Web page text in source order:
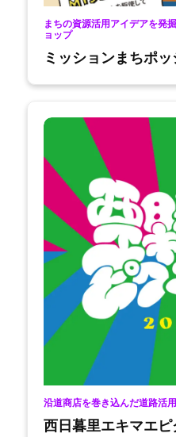
まちの資源活用アイデアを発
ョップ
ミッションまちポ
沿道商店を巻き込んだ道路活用
西日暮里エキマエ